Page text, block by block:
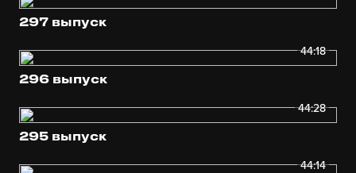
297 выпуск
44:18
296 выпуск
44:28
295 выпуск
44:14